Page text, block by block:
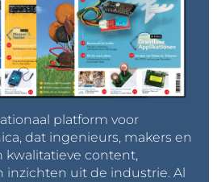
platform voor
dat ingenieurs, makers en
kwalitatieve content,
inzichten uit de industrie. Al